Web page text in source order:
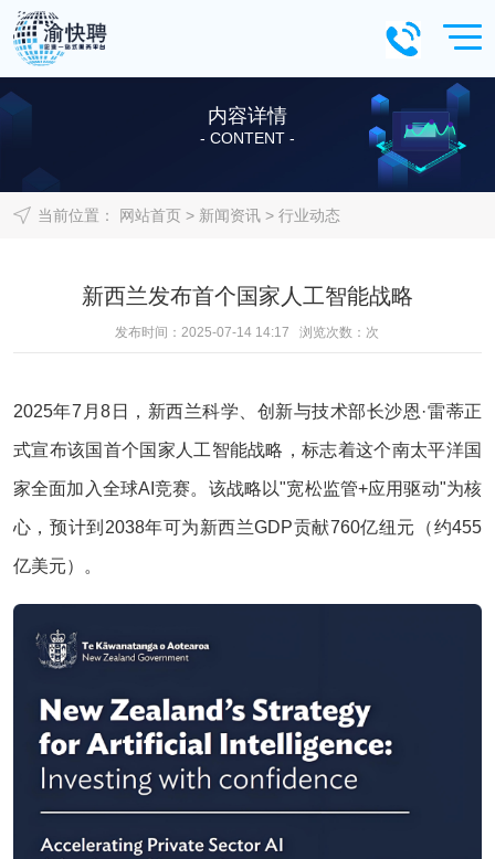
内容详情
- CONTENT -
当前位置： 网站首页> 新闻资讯> 行业动态
新西兰发布首个国家人工智能战略
发布时间：2025-07-14 14:17 浏览次数： 次
2025年7月8日，新西兰科学、创新与技术部长沙恩·雷蒂正
式宣布该国首个国家人工智能战略，标志着这个南太平洋国
家全面加入全球AI竞赛。该战略以"宽松监管+应用驱动"为核
心，预计到2038年可为新西兰GDP贡献760亿纽元（约455
亿美元）。